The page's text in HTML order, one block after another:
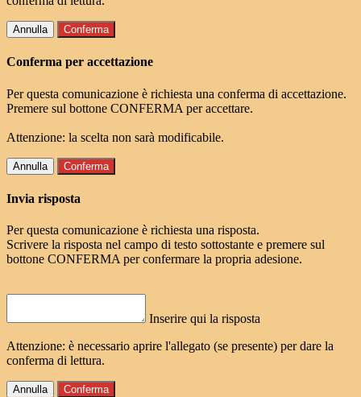
Annulla Conferma
Conferma per accettazione
Per questa comunicazione è richiesta una conferma di accettazione.
Premere sul bottone CONFERMA per accettare.
Attenzione: la scelta non sarà modificabile.
Annulla Conferma
Invia risposta
Per questa comunicazione è richiesta una risposta.
Scrivere la risposta nel campo di testo sottostante e premere sul
bottone CONFERMA per confermare la propria adesione.
Inserire qui la risposta
Attenzione: è necessario aprire l'allegato (se presente) per dare la
conferma di lettura.
Annulla Conferma